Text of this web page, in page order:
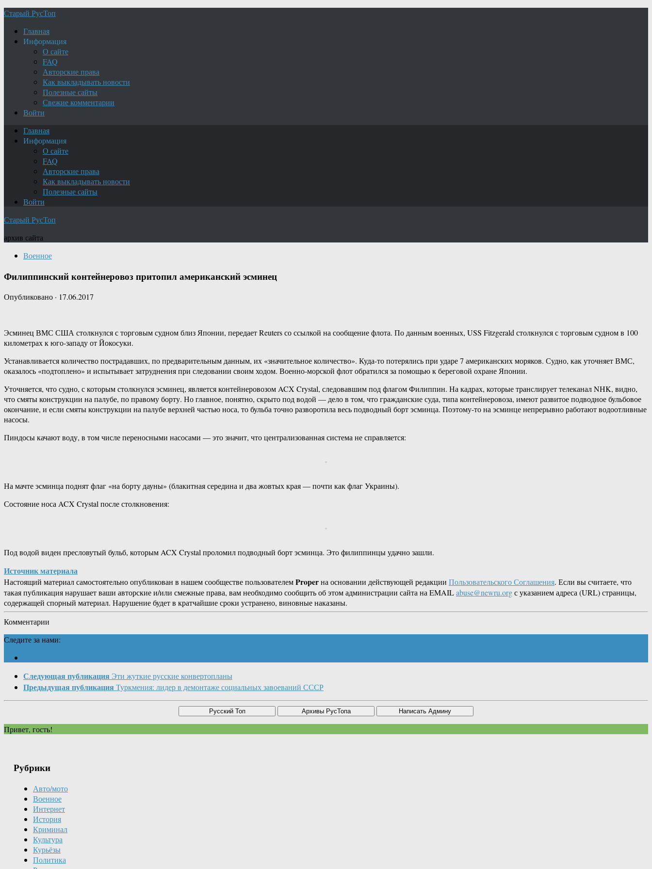
Старый РусТоп
Главная
Информация
О сайте
FAQ
Авторские права
Как выкладывать новости
Полезные сайты
Свежие комментарии
Войти
Главная
Информация
О сайте
FAQ
Авторские права
Как выкладывать новости
Полезные сайты
Войти
Старый РусТоп
архив сайта
Военное
Филиппинский контейнеровоз притопил американский эсминец
Опубликовано · 17.06.2017
Эсминец ВМС США столкнулся с торговым судном близ Японии, передает Reuters со ссылкой на сообщение флота. По данным военных, USS Fitzgerald столкнулся с торговым судном в 100
километрах к юго-западу от Йокосуки.
Устанавливается количество пострадавших, по предварительным данным, их «значительное количество». Куда-то потерялись при ударе 7 американских моряков. Судно, как уточняет ВМС,
оказалось «подтоплено» и испытывает затруднения при следовании своим ходом. Военно-морской флот обратился за помощью к береговой охране Японии.
Уточняется, что судно, с которым столкнулся эсминец, является контейнеровозом ACX Crystal, следовавшим под флагом Филиппин. На кадрах, которые транслирует телеканал NHK, видно,
что смяты конструкции на палубе, по правому борту. Но главное, понятно, скрыто под водой — дело в том, что гражданские суда, типа контейнеровоза, имеют развитое подводное бульбовое
окончание, и если смяты конструкции на палубе верхней частью носа, то бульба точно разворотила весь подводный борт эсминца. Поэтому-то на эсминце непрерывно работают водоотливные
насосы.
Пиндосы качают воду, в том числе переносными насосами — это значит, что централизованная система не справляется:
На мачте эсминца поднят флаг «на борту дауны» (блакитная середина и два жовтых края — почти как флаг Украины).
Состояние носа ACX Crystal после столкновения:
Под водой виден пресловутый бульб, которым ACX Crystal проломил подводный борт эсминца. Это филиппинцы удачно зашли.
Источник материала
Настоящий материал самостоятельно опубликован в нашем сообществе пользователемProperна основании действующей редакции Пользовательского Соглашения. Если вы считаете, что
такая публикация нарушает ваши авторские и/или смежные права, вам необходимо сообщить об этом администрации сайта на EMAILabuse@newru.orgс указанием адреса (URL) страницы,
содержащей спорный материал. Нарушение будет в кратчайшие сроки устранено, виновные наказаны.
Комментарии
Следите за нами:
Следующая публикация Эти жуткие русские конвертопланы
Предыдущая публикация Туркмения: лидер в демонтаже социальных завоеваний СССР
Привет, гость!
Рубрики
Авто/мото
Военное
Интернет
История
Криминал
Культура
Курьёзы
Политика